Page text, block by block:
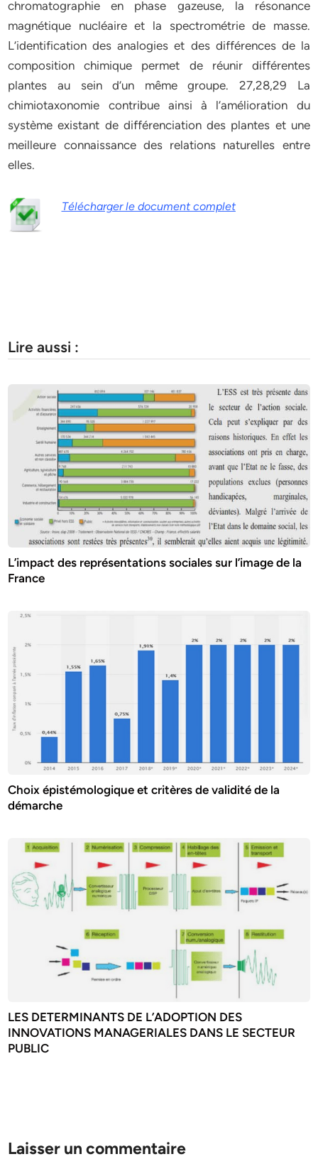
chromatographie en phase gazeuse, la résonance
magnétique nucléaire et la spectrométrie de masse.
L’identification des analogies et des différences de la
composition chimique permet de réunir différentes
plantes au sein d’un même groupe. 27,28,29 La
chimiotaxonomie contribue ainsi à l’amélioration du
système existant de différenciation des plantes et une
meilleure connaissance des relations naturelles entre
elles.
Télécharger le document complet
Lire aussi :
L’impact des représentations sociales sur l’image de la
France
Choix épistémologique et critères de validité de la
démarche
LES DETERMINANTS DE L’ADOPTION DES
INNOVATIONS MANAGERIALES DANS LE SECTEUR
PUBLIC
Laisser un commentaire